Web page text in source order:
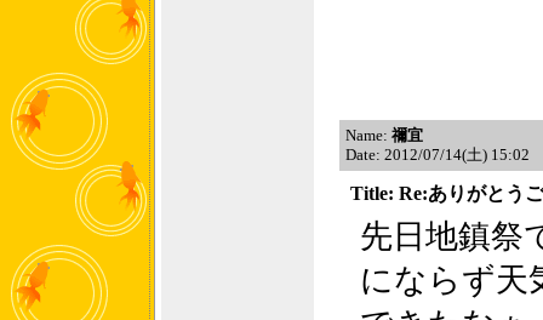
Name: 禰宜
Date: 2012/07/14(土) 15:02
Title: Re:ありがとう
先日地鎮祭
にならず天